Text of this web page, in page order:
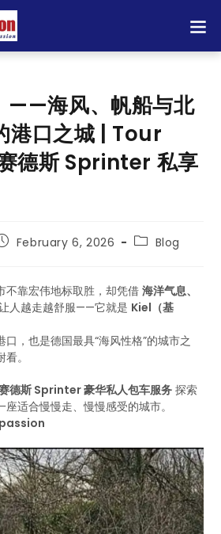
——海风、帆船与北
港口之城 | Tour
德斯 Sprinter 私享
February 6, 2026 Blog
不靠宏伟地标取胜，却凭借海洋气息、
人越走越舒服——它就是 Kiel（基
，也是德国最具“海风性格”的城市之
。
德斯 Sprinter 豪华私人包车服务 探索
适合慢慢走、慢慢感受的城市。